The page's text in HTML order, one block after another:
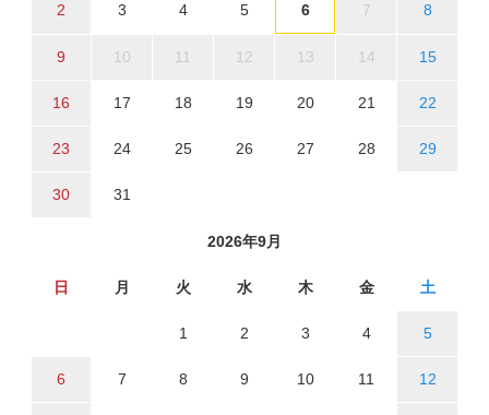
2 3 4 5 6 7 8
9 10 11 12 13 14 15
16 17 18 19 20 21 22
23 24 25 26 27 28 29
30 31
2026年9月
日 月 火 水 木 金 土
1 2 3 4 5
6 7 8 9 10 11 12